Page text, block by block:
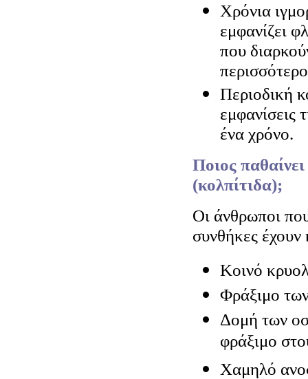
Χρόνια
εμφανίζει
που
Περιοδική
εμφανίσεις
ένα χρόνο.
Ποιος παθαίνει
(κολπίτιδα);
Οι άνθρωποι
συνθήκες
Κοινό
Φράξιμο
Δομή των
φράξιμο
Χαμηλό